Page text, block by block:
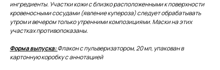
ингредиенты. Участки кожи с близко расположенными к поверхности
кровеносными сосудами (явление купероза) следует обрабатывать
утром и вечером только утренними композициями. Маски на этих
участках противопоказаны.
Форма выпуска:Флакон с пульверизатором, 20 мл, упакован в
картонную коробку с аннотацией